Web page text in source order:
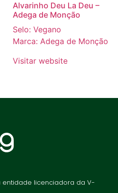
Alvarinho Deu La Deu –
Adega de Monção
Selo: Vegano
Marca: Adega de Monção
Visitar website
entidade licenciadora da V-